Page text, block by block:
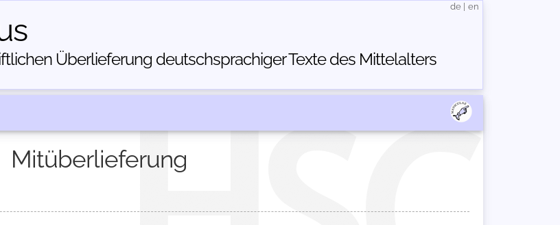
Über­lieferung deutschsprachiger Texte des Mittelalters
de en
Mitüberlieferung